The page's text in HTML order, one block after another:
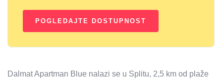
Dalmat Apartman Blue nalazi se u Splitu, 2,5 km od plaže